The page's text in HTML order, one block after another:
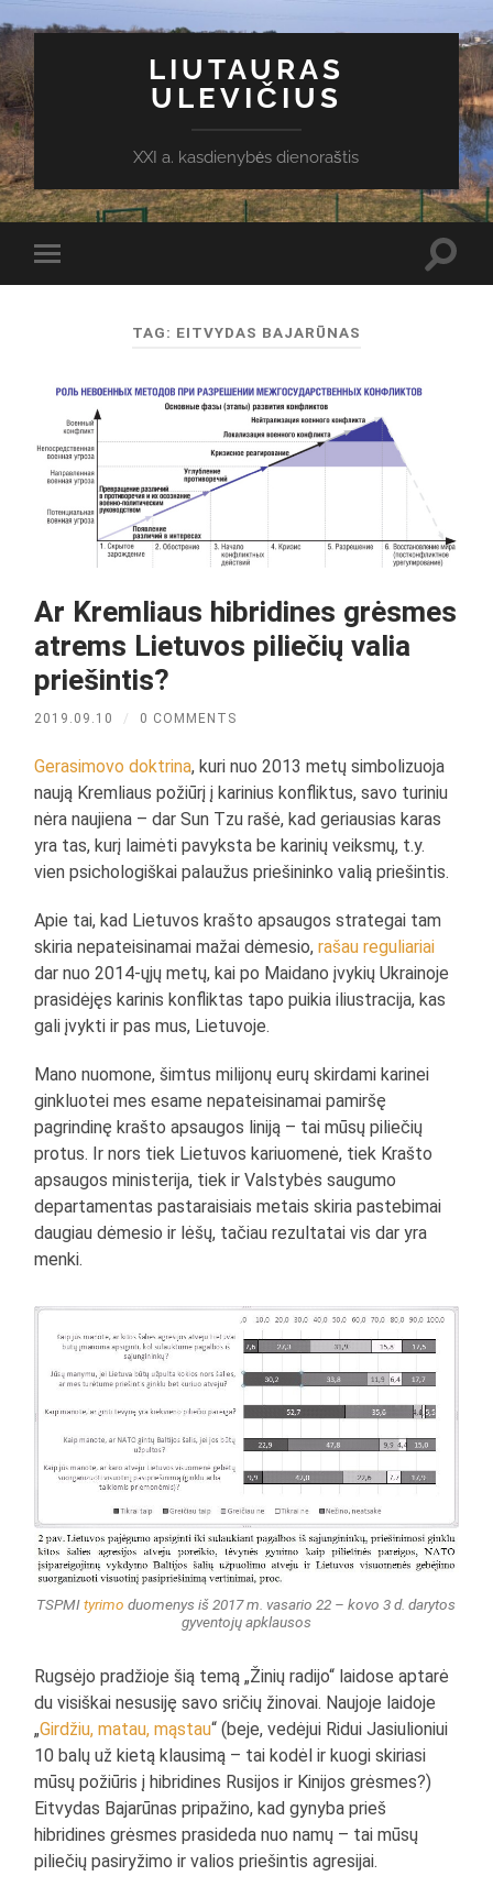
LIUTAURAS
ULEVIČIUS
XXI a. kasdienybės dienoraštis
Toggle
mobile
TAG: EITVYDAS BAJARŪNAS
Ar Kremliaus hibridines grėsmes
atrems Lietuvos piliečių valia
priešintis?
2019.09.10 / 0 COMMENTS
Gerasimovo doktrina, kuri nuo 2013 metų simbolizuoja
naują Kremliaus požiūrį į karinius konfliktus, savo turiniu
nėra naujiena – dar Sun Tzu rašė, kad geriausias karas
yra tas, kurį laimėti pavyksta be karinių veiksmų, t.y.
vien psichologiškai palaužus priešininko valią priešintis.
Apie tai, kad Lietuvos krašto apsaugos strategai tam
skiria nepateisinamai mažai dėmesio,rašau reguliariai
dar nuo 2014-ųjų metų, kai po Maidano įvykių Ukrainoje
prasidėjęs karinis konfliktas tapo puikia iliustracija, kas
gali įvykti ir pas mus, Lietuvoje.
Mano nuomone, šimtus milijonų eurų skirdami karinei
ginkluotei mes esame nepateisinamai pamiršę
pagrindinę krašto apsaugos liniją – tai mūsų piliečių
protus. Ir nors tiek Lietuvos kariuomenė, tiek Krašto
apsaugos ministerija, tiek ir Valstybės saugumo
departamentas pastaraisiais metais skiria pastebimai
daugiau dėmesio ir lėšų, tačiau rezultatai vis dar yra
menki.
TSPMItyrimo duomenys iš 2017 m. vasario 22 – kovo 3 d. darytos
gyventojų apklausos
Rugsėjo pradžioje šią temą „Žinių radijo“ laidose aptarė
du visiškai nesusiję savo sričių žinovai. Naujoje laidoje
„Girdžiu, matau, mąstau“ (beje, vedėjui Ridui Jasiulioniui
10 balų už kietą klausimą – tai kodėl ir kuogi skiriasi
mūsų požiūris į hibridines Rusijos ir Kinijos grėsmes?)
Eitvydas Bajarūnas pripažino, kad gynyba prieš
hibridines grėsmes prasideda nuo namų – tai mūsų
piliečių pasiryžimo ir valios priešintis agresijai.